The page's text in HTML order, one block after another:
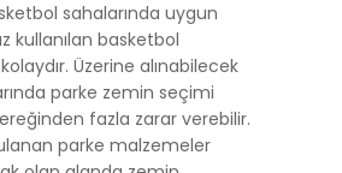
sahalarında uygun
kullanılan basketbol
Üzerine alınabilecek
parke zemin seçimi
fazla zarar verebilir.
parke malzemeler